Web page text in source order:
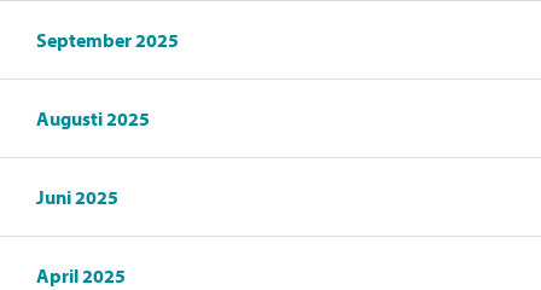
September 2025
Augusti 2025
Juni 2025
April 2025